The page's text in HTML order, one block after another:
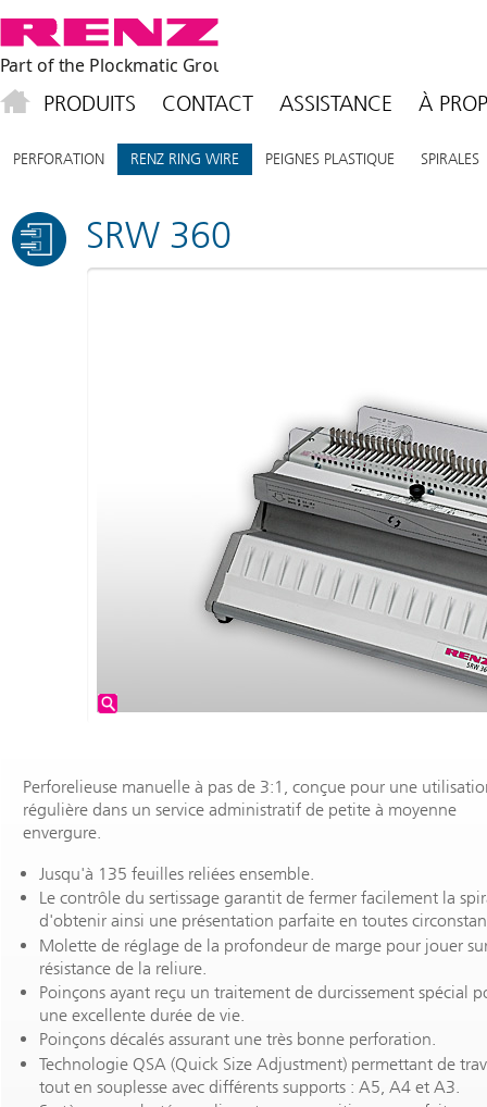
PERFORATION RENZ RING WIRE PEIGNES PLASTIQUE SPIRALES
PRODUITS CONTACT ASSISTANCE À
SRW 360
Perforelieuse manuelle à pas de 3:1, conçue pour une
régulière dans un service administratif de petite à moyenne
envergure.
Jusqu'à 135 feuilles reliées ensemble.
Le contrôle du sertissage garantit de fermer facilement la
d'obtenir ainsi une présentation parfaite en toutes
Molette de réglage de la profondeur de marge pour jouer
résistance de la reliure.
Poinçons ayant reçu un traitement de durcissement spécial
une excellente durée de vie.
Poinçons décalés assurant une très bonne perforation.
Technologie QSA (Quick Size Adjustment) permettant de
tout en souplesse avec différents supports : A5, A4 et A3.